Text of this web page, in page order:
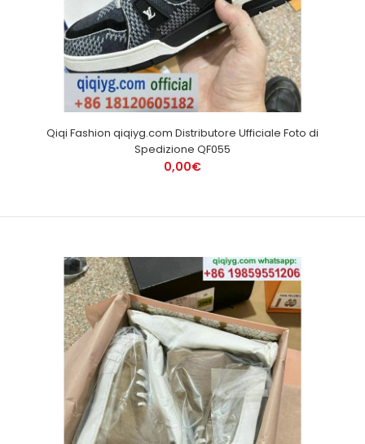
Qiqi Fashion qiqiyg.com Distributore Ufficiale Foto di
Spedizione QF055
0,00€